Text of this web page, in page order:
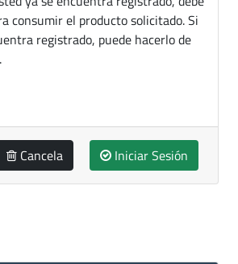
consumir el producto solicitado. Si
registrado, puede hacerlo de
Cancela Iniciar Sesión